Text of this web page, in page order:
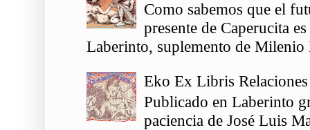
Como sabemos que el
presente de Caperucita
Laberinto, suplemento de Milenio
Eko Ex Libris
Publicado en Laberinto
paciencia de José Luis